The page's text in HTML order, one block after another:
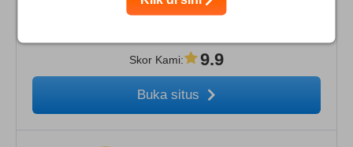
Skor Kami: 9.9
Buka situs